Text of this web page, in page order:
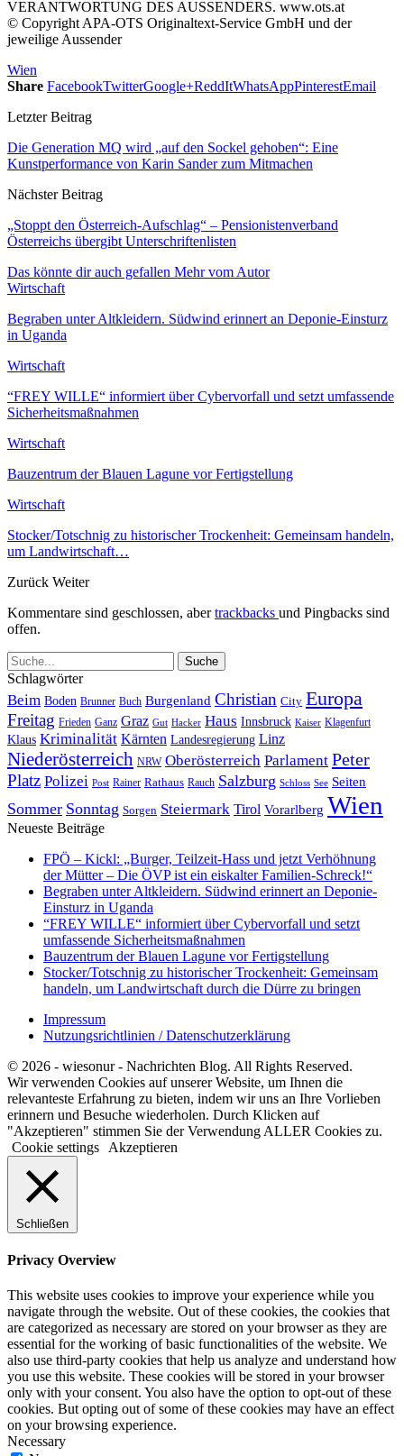
VERANTWORTUNG DES AUSSENDERS. www.ots.at
© Copyright APA-OTS Originaltext-Service GmbH und der
jeweilige Aussender
Wien
Share FacebookTwitterGoogle+ReddItWhatsAppPinterestEmail
Letzter Beitrag
Die Generation MQ wird „auf den Sockel gehoben“: Eine
Kunstperformance von Karin Sander zum Mitmachen
Nächster Beitrag
„Stoppt den Österreich-Aufschlag“ – Pensionistenverband
Österreichs übergibt Unterschriftenlisten
Das könnte dir auch gefallen Mehr vom Autor
Wirtschaft
Begraben unter Altkleidern. Südwind erinnert an Deponie-Einsturz
in Uganda
Wirtschaft
“FREY WILLE“ informiert über Cybervorfall und setzt umfassende
Sicherheitsmaßnahmen
Wirtschaft
Bauzentrum der Blauen Lagune vor Fertigstellung
Wirtschaft
Stocker/Totschnig zu historischer Trockenheit: Gemeinsam handeln,
um Landwirtschaft…
Zurück Weiter
Kommentare sind geschlossen, abertrackbacks und Pingbacks sind
offen.
Schlagwörter
Beim Boden Brunner Buch Burgenland Christian City Europa
Freitag Frieden Ganz Graz Gut Hacker Haus Innsbruck Kaiser Klagenfurt
Klaus Kriminalität Kärnten Landesregierung Linz
Niederösterreich NRW Oberösterreich Parlament Peter
Platz Polizei Post Rainer Rathaus Rauch Salzburg Schloss See Seiten
Sommer Sonntag Sorgen Steiermark Tirol Vorarlberg Wien
Neueste Beiträge
FPÖ – Kickl: „Burger, Teilzeit-Hass und jetzt Verhöhnung
der Mütter – Die ÖVP ist ein eiskalter Familien-Schreck!“
Begraben unter Altkleidern. Südwind erinnert an Deponie-
Einsturz in Uganda
“FREY WILLE“ informiert über Cybervorfall und setzt
umfassende Sicherheitsmaßnahmen
Bauzentrum der Blauen Lagune vor Fertigstellung
Stocker/Totschnig zu historischer Trockenheit: Gemeinsam
handeln, um Landwirtschaft durch die Dürre zu bringen
Impressum
Nutzungsrichtlinien / Datenschutzerklärung
© 2026 - wiesonur - Nachrichten Blog. All Rights Reserved.
Wir verwenden Cookies auf unserer Website, um Ihnen die
relevanteste Erfahrung zu bieten, indem wir uns an Ihre Vorlieben
erinnern und Besuche wiederholen. Durch Klicken auf
"Akzeptieren" stimmen Sie der Verwendung ALLER Cookies zu.
Cookie settings
Akzeptieren
Schließen
Privacy Overview
This website uses cookies to improve your experience while you
navigate through the website. Out of these cookies, the cookies that
are categorized as necessary are stored on your browser as they are
essential for the working of basic functionalities of the website. We
also use third-party cookies that help us analyze and understand how
you use this website. These cookies will be stored in your browser
only with your consent. You also have the option to opt-out of these
cookies. But opting out of some of these cookies may have an effect
on your browsing experience.
Necessary